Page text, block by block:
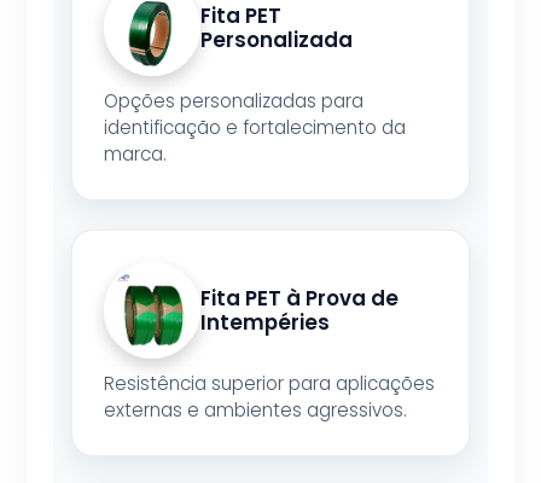
Fita PET
Personalizada
Opções personalizadas para
identificação e fortalecimento da
marca.
Fita PET à Prova de
Intempéries
Resistência superior para aplicações
externas e ambientes agressivos.